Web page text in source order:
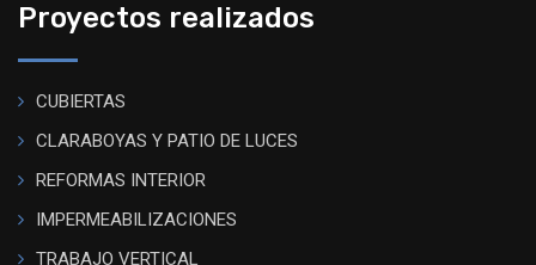
Proyectos realizados
CUBIERTAS
CLARABOYAS Y PATIO DE LUCES
REFORMAS INTERIOR
IMPERMEABILIZACIONES
TRABAJO VERTICAL